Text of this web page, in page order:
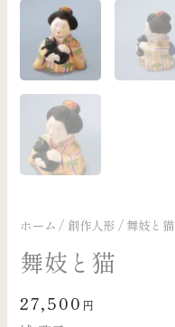
ホーム / 創作人形 / 舞妓と猫
舞妓と猫
27,500 円